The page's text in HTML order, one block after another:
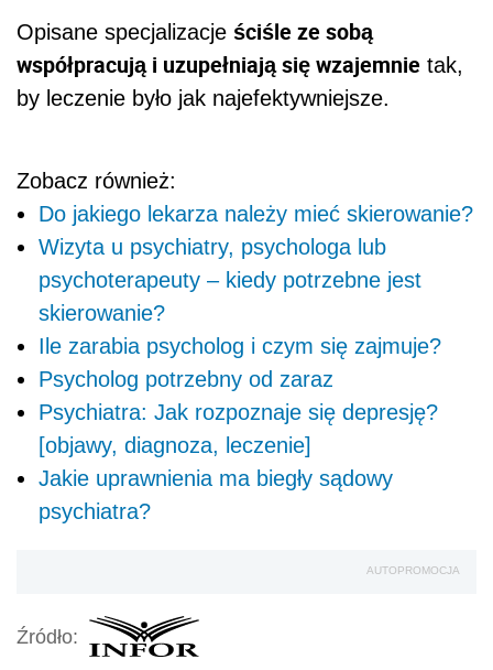
Opisane specjalizacje ściśle ze sobą
współpracują i uzupełniają się wzajemnie tak,
by leczenie było jak najefektywniejsze.
Zobacz również:
Do jakiego lekarza należy mieć skierowanie?
Wizyta u psychiatry, psychologa lub
psychoterapeuty – kiedy potrzebne jest
skierowanie?
Ile zarabia psycholog i czym się zajmuje?
Psycholog potrzebny od zaraz
Psychiatra: Jak rozpoznaje się depresję?
[objawy, diagnoza, leczenie]
Jakie uprawnienia ma biegły sądowy
psychiatra?
AUTOPROMOCJA
Źródło: